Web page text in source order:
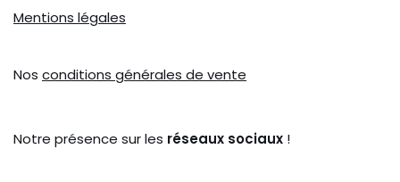
Mentions légales
Nos conditions générales de vente
Notre présence sur les réseaux sociaux !